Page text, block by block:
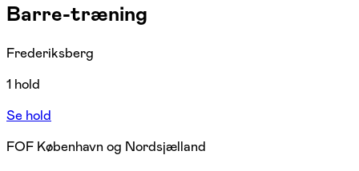
Barre-træning
Frederiksberg
1 hold
Se hold
FOF København og Nordsjælland